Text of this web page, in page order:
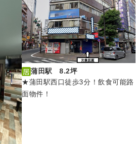
蒲田駅 8.2坪
★蒲田駅西口徒歩3分！飲食可能路
面物件！